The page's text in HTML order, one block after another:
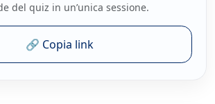
del quiz in un’unica sessione.
🔗 Copia link